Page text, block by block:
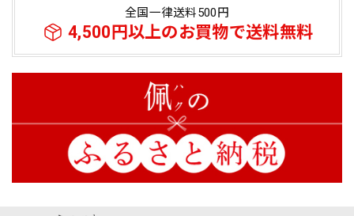
全国一律送料500円
4,500円以上のお買物で送料無料
文句なくかわいいの一言に尽きる この暑さにもかかわら
ず、外出のテンション爆上がり ・機能～ＵＶ対応 ・綿
100％～肌に触れる感触は心地よい ※絹製品と今後
比較検討する予定、ポリエステルなど化繊は除外 ・50㎝の
長さが丁度良い、親指がはいるのでずれにくい ・早速な対
応～入金→即、貴社より入金確認、発送のメール→商品到着
私の実家が東かがわ市三本松にあり、数年前に家じまいをす
るまで、 40年以上、毎年香川に帰省しておりました。 引田
のほうもよくドライブし 白鳥のてぶくろ会館で手袋などを
買っていましたが 貴社のことは全く知りませんでした。 同
封のパンフレットも見せていただきましたが、 そういえば